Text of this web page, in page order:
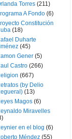
Torres (211)
A Fondo (6)
Constitución
(18)
Duharte
(45)
Gener (5)
Castro (266)
(667)
(by Delio
(13)
Magos (6)
Miravelles
en el blog (6)
Méndez (55)